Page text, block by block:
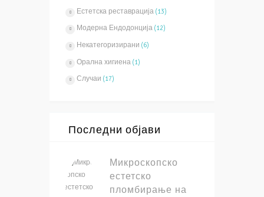
Естетска реставрација(13)
Модерна Ендодонција(12)
Некатегоризирани (6)
Орална хигиена (1)
Случаи (17)
Последни објави
Микроскопско
естетско
пломбирање на